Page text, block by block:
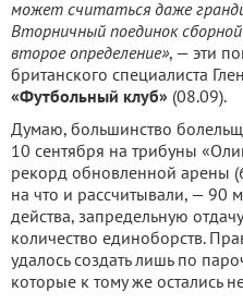
может считаться даже
Вторничный поединок
второе определение», — эти
британского специалиста
«Футбольный клуб» (08.09).
Думаю, большинство
10 сентября на трибуны
рекорд обновленной арены
на что и рассчитывали, — 90
действа, запредельную
количество единоборств.
удалось создать лишь по
которые к тому же остались